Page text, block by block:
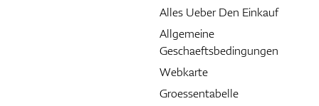
Alles Ueber Den Einkauf
Allgemeine
Geschaeftsbedingungen
Webkarte
Groessentabelle